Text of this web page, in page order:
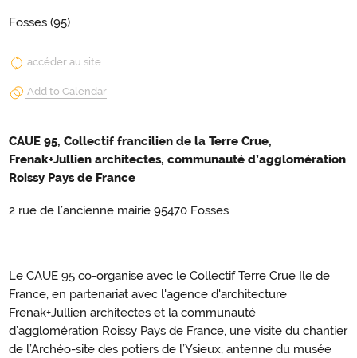
Fosses (95)
accéder au site
Add to Calendar
CAUE 95, Collectif francilien de la Terre Crue,
Frenak+Jullien architectes, communauté d’agglomération
Roissy Pays de France
2 rue de l’ancienne mairie 95470 Fosses
Le CAUE 95 co-organise avec le Collectif Terre Crue Ile de
France, en partenariat avec l'agence d'architecture
Frenak+Jullien architectes et la communauté
d’agglomération Roissy Pays de France, une visite du chantier
de l’Archéo-site des potiers de l’Ysieux, antenne du musée